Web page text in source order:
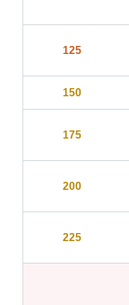
125
150
175
200
225